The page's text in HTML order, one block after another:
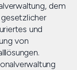
dem
und
von